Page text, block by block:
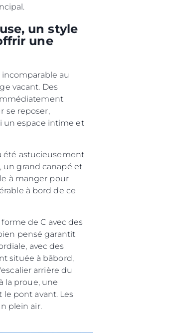
un style
une
au
vacant. Des
se reposer,
un espace intime et
été astucieusement
un grand canapé et
à manger pour
à bord de ce
de C avec des
pensé garantit
avec des
située à bâbord,
arrière du
la proue, une
pont avant. Les
plein air.